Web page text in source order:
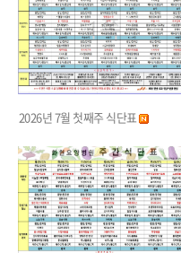
2026년 7월 첫째주 식단표